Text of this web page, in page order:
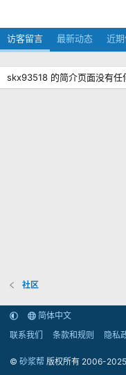
访客留言 最新动态 近
skx93518 的简介页面没有任
社区
简体中文
联系我们
条款和规则 隐私
© 砂浆帮 版权所有 2006-2025